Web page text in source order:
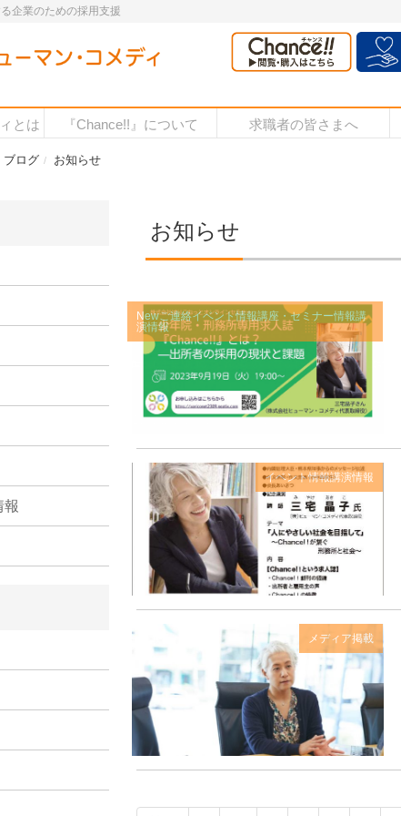
企業のための採用支援
とは 『Chance!!』について 求職者の皆さまへ
ブログ お知らせ
お知らせ
Newご連絡イベント情報講座・セミナー情報講
演情報
イベント情報講演情報
メディア掲載
報